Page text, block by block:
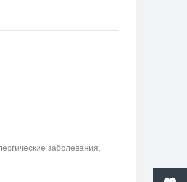
заболевания,